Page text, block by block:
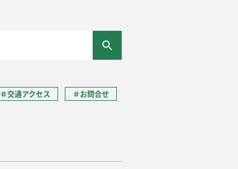
＃交通アクセス ＃お問合せ